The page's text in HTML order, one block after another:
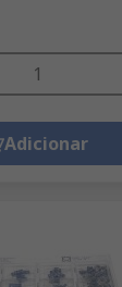
Adicionar